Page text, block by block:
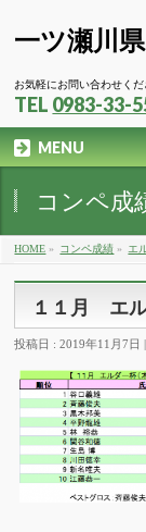
一ツ瀬川
お気軽にお問い合わせくだ
TEL 0983-33-
MENU
コンペ成
HOME » コンペ成績 » エ
１１月 エ
投稿日 : 2019年11月7日